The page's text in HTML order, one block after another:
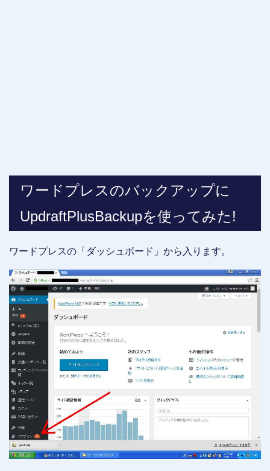
ワードプレスのバックアップに
UpdraftPlusBackupを使ってみた!
ワードプレスの「ダッシュボード」から入ります。